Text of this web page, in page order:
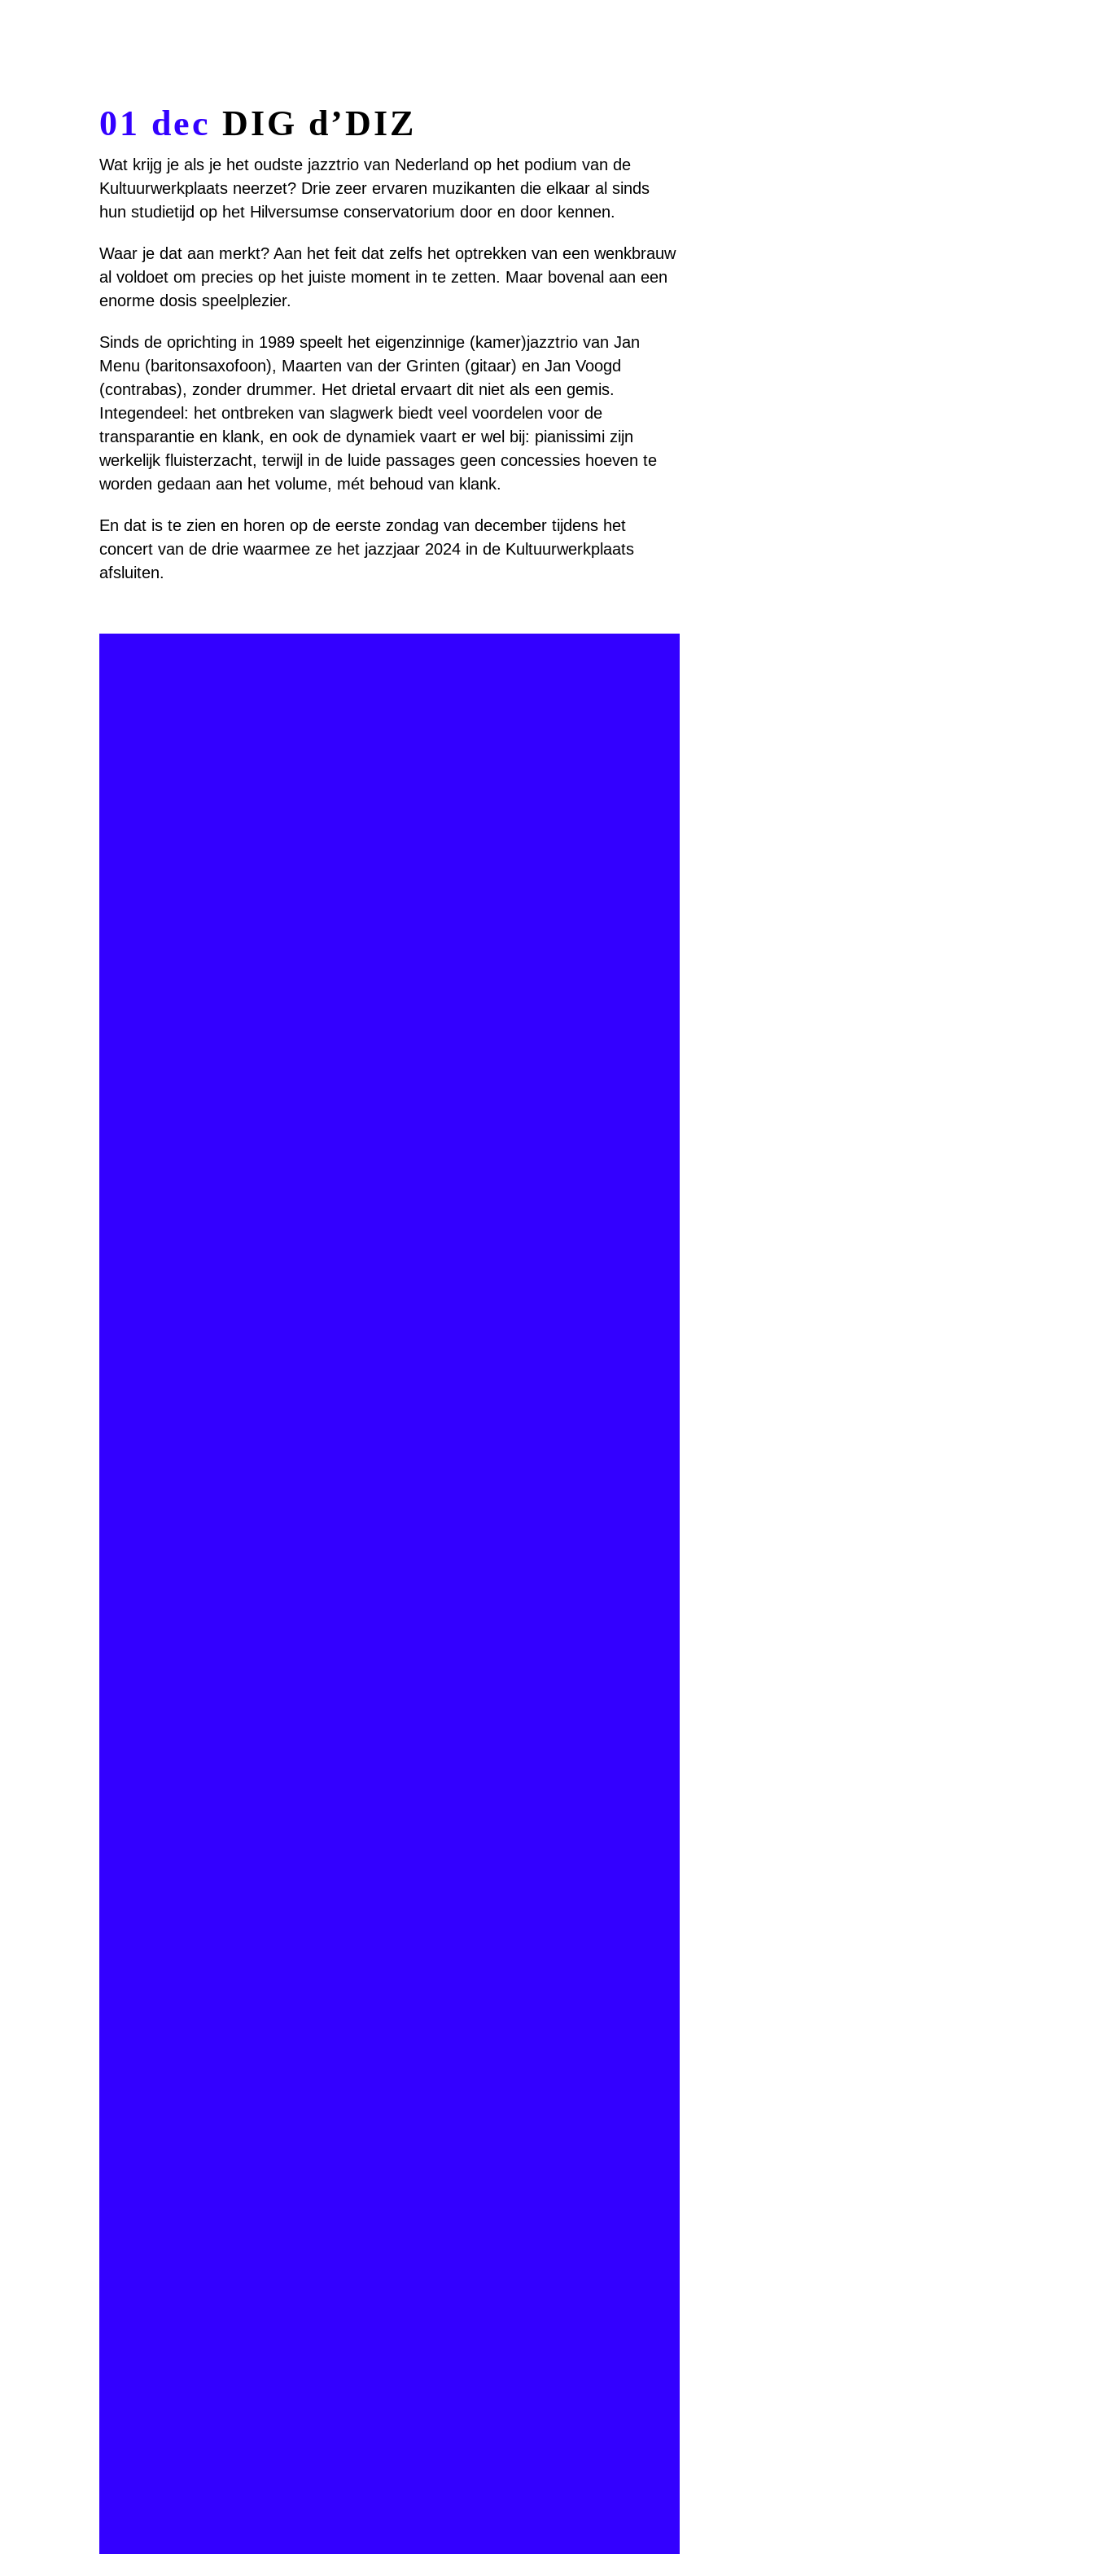
01 dec DIG d’DIZ
Wat krijg je als je het oudste jazztrio van Nederland op het podium van de
Kultuurwerkplaats neerzet? Drie zeer ervaren muzikanten die elkaar al sinds
hun studietijd op het Hilversumse conservatorium door en door kennen.
Waar je dat aan merkt? Aan het feit dat zelfs het optrekken van een wenkbrauw
al voldoet om precies op het juiste moment in te zetten. Maar bovenal aan een
enorme dosis speelplezier.
Sinds de oprichting in 1989 speelt het eigenzinnige (kamer)jazztrio van Jan
Menu (baritonsaxofoon), Maarten van der Grinten (gitaar) en Jan Voogd
(contrabas), zonder drummer. Het drietal ervaart dit niet als een gemis.
Integendeel: het ontbreken van slagwerk biedt veel voordelen voor de
transparantie en klank, en ook de dynamiek vaart er wel bij: pianissimi zijn
werkelijk fluisterzacht, terwijl in de luide passages geen concessies hoeven te
worden gedaan aan het volume, mét behoud van klank.
En dat is te zien en horen op de eerste zondag van december tijdens het
concert van de drie waarmee ze het jazzjaar 2024 in de Kultuurwerkplaats
afsluiten.